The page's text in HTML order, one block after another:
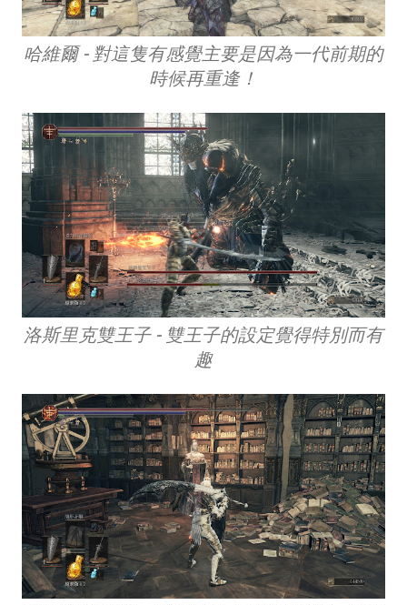
哈維爾 - 對這隻有感覺主要是因為一代前期的
時候再重逢！
洛斯里克雙王子 - 雙王子的設定覺得特別而有
趣